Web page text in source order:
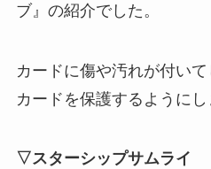
ブ』の紹介でした。
カードに傷や汚れが付い
カードを保護するようにし
▽スターシップサムライ